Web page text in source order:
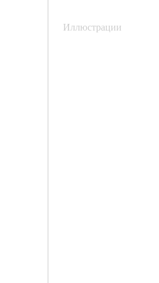
Иллюстрации